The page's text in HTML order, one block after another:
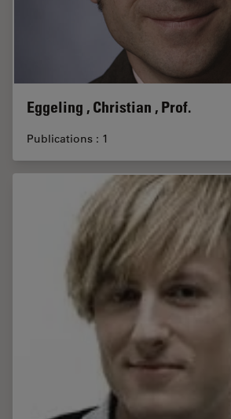
Eggeling , Christian , Prof.
Publications : 1